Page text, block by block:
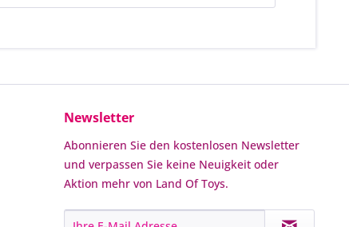
Newsletter
Abonnieren Sie den kostenlosen Newsletter
und verpassen Sie keine Neuigkeit oder
Aktion mehr von Land Of Toys.